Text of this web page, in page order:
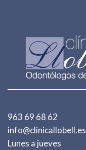
963 69 68 62
info@clinicallobell.es
Lunes a jueves